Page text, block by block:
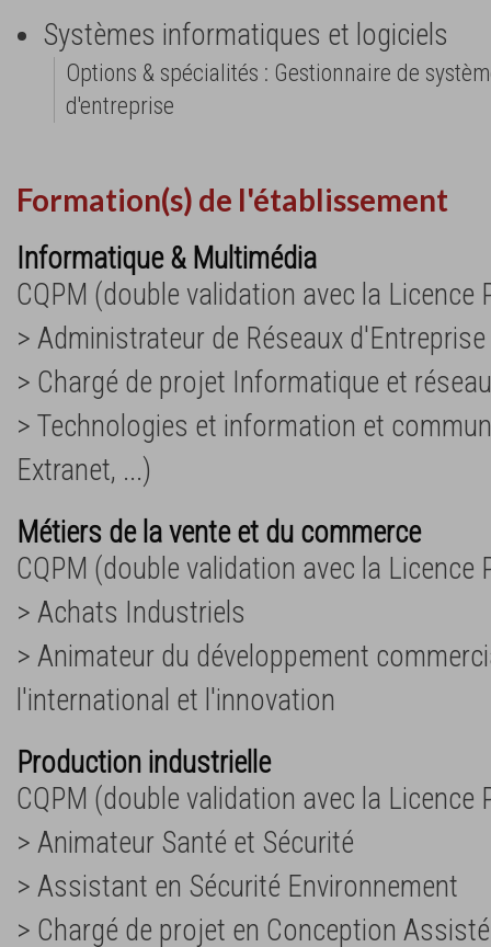
Systèmes informatiques et logiciels
Options & spécialités : Gestionnaire de
d'entreprise
Formation(s) de l'établissement
Informatique & Multimédia
CQPM (double validation avec la Licence
> Administrateur de Réseaux d'Entreprise
> Chargé de projet Informatique et
> Technologies et information et
Extranet, ...)
Métiers de la vente et du commerce
CQPM (double validation avec la Licence
> Achats Industriels
> Animateur du développement
l'international et l'innovation
Production industrielle
CQPM (double validation avec la Licence
> Animateur Santé et Sécurité
> Assistant en Sécurité Environnement
> Chargé de projet en Conception